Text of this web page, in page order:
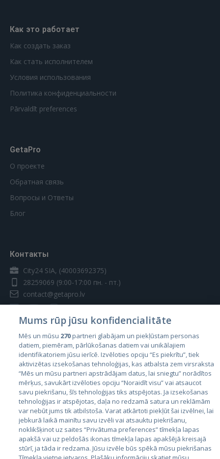
Как это работает
Как создать заказ
Как стать исполнителем
Условия использования
Политика конфиденциальности
Pārvaldīt preferences
GetaPro
О проекте
Обратная связь
Вопросы и Ответы
Блог
Контакты
City24 SIA, (40003692375)
28259069 (9:00-17:00 пн. - пт.)
contact@getapro.lv
Страны
Эстония
Латвия
Литва
Mums rūp jūsu konfidencialitāte
Mēs un mūsu 270partneri glabājam un piekļūstam personas
datiem, piemēram, pārlūkošanas datiem vai unikālajiem
identifikatoriem jūsu ierīcē. Izvēloties opciju “Es piekrītu”, tiek
aktivizētas izsekošanas tehnoloģijas, kas atbalsta zem virsraksta
“Mēs un mūsu partneri apstrādājam datus, lai sniegtu” norādītos
mērķus, savukārt izvēloties opciju “Noraidīt visu” vai atsaucot
savu piekrišanu, šīs tehnoloģijas tiks atspējotas. Ja izsekošanas
tehnoloģijas ir atspējotas, daļa no redzamā satura un reklāmām
var nebūt jums tik atbilstoša. Varat atkārtoti piekļūt šai izvēlnei, lai
jebkurā laikā mainītu savu izvēli vai atsauktu piekrišanu,
noklikšķinot uz saites “Privātuma preferences” tīmekļa lapas
apakšā vai uz peldošās ikonas tīmekļa lapas apakšējā kreisajā
stūrī, ja tāda ir redzama. Jūsu izvēle būs spēkā mūsu piekrišanas